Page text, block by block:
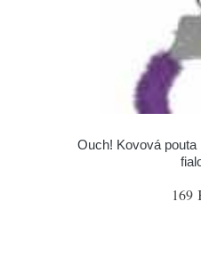
Ouch! Kovová
169